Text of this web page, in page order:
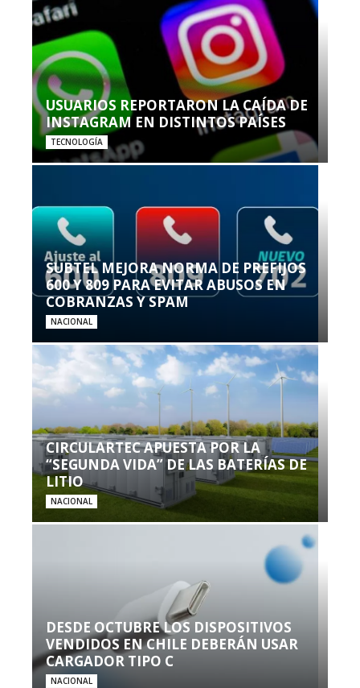
USUARIOS REPORTARON LA CAÍDA DE
INSTAGRAM EN DISTINTOS PAÍSES
TECNOLOGÍA
SUBTEL MEJORA NORMA DE PREFIJOS
600 Y 809 PARA EVITAR ABUSOS EN
COBRANZAS Y SPAM
NACIONAL
CIRCULARTEC APUESTA POR LA
“SEGUNDA VIDA” DE LAS BATERÍAS DE
LITIO
NACIONAL
DESDE OCTUBRE LOS DISPOSITIVOS
VENDIDOS EN CHILE DEBERÁN USAR
CARGADOR TIPO C
NACIONAL